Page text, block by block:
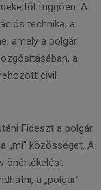
függően. A
technika, a
amely a polgári
a
civil
Fideszt a polgár
„mi” közösséget. A
önértékelést
a „polgár”